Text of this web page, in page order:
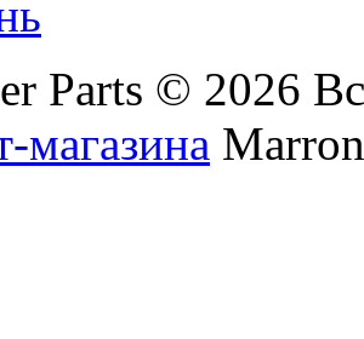
Parts © 2026
магазина